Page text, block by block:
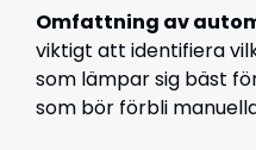
Omfattning av
viktigt att identifiera
som lämpar sig bäst
som bör förbli